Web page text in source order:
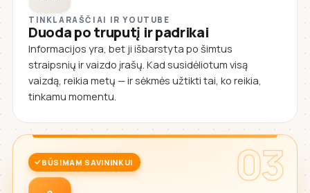
TINKLARAŠČIAI IR YOUTUBE
Duoda po truputį ir padrikai
Informacijos yra, bet ji išbarstyta po šimtus
straipsnių ir vaizdo įrašų. Kad susidėliotum visą
vaizdą, reikia metų — ir sėkmės užtikti tai, ko reikia,
tinkamu momentu.
03
BŪSIMAM SAVININKUI